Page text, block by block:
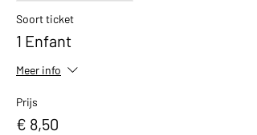
Soort ticket
1 Enfant
Meer info
Prijs
€ 8,50